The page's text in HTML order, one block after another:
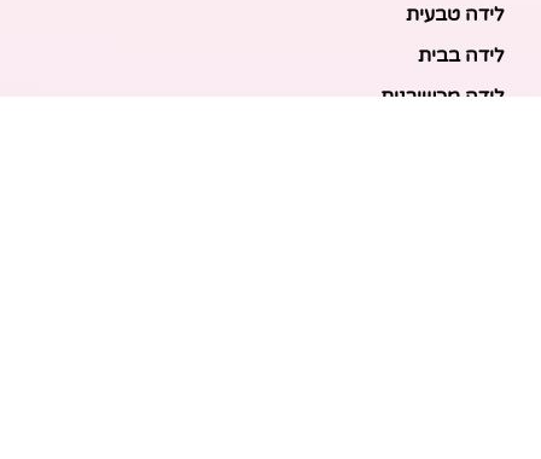
לידה טבעית
לידה בבית
לידה מכשירנית